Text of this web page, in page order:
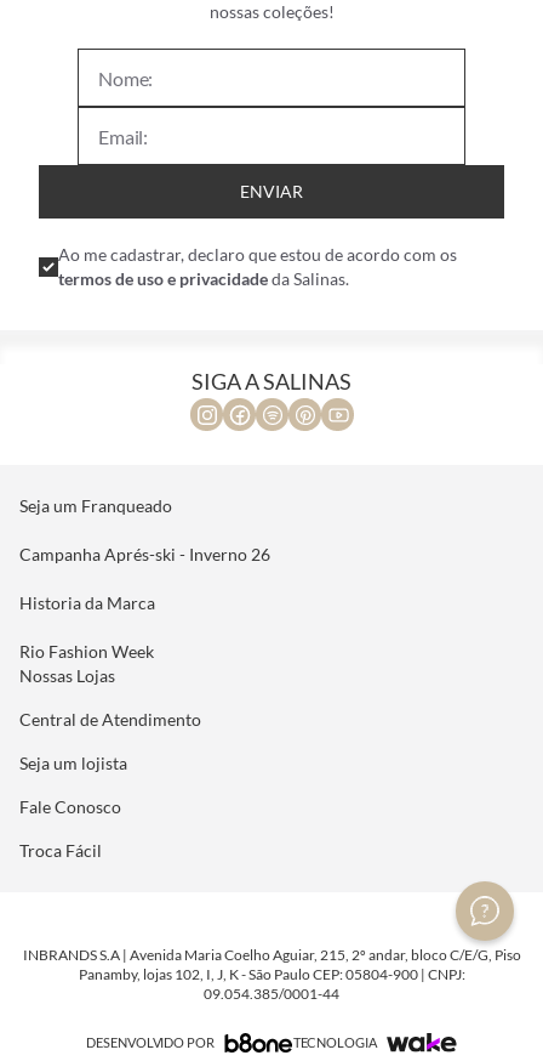
nossas coleções!
ENVIAR
Ao me cadastrar, declaro que estou de acordo com os
termos de uso e privacidadeda Salinas.
SIGA A SALINAS
Seja um Franqueado
Campanha Aprés-ski - Inverno 26
Historia da Marca
Rio Fashion Week
Nossas Lojas
Central de Atendimento
Seja um lojista
Fale Conosco
Troca Fácil
INBRANDS S.A | Avenida Maria Coelho Aguiar, 215, 2º andar, bloco C/E/G, Piso
Panamby, lojas 102, I, J, K - São Paulo CEP: 05804-900 | CNPJ:
09.054.385/0001-44
DESENVOLVIDO POR TECNOLOGIA